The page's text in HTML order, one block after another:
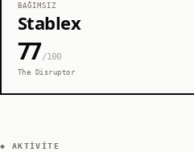
BAĞIMSIZ
Stablex
77/100
The Disruptor
◆ AKTIVITE